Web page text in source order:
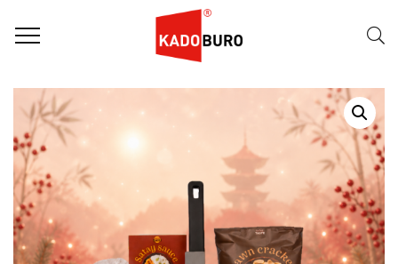
Home
Kerstpakketten
Kerstpakket 2026 – Oosters Genieten